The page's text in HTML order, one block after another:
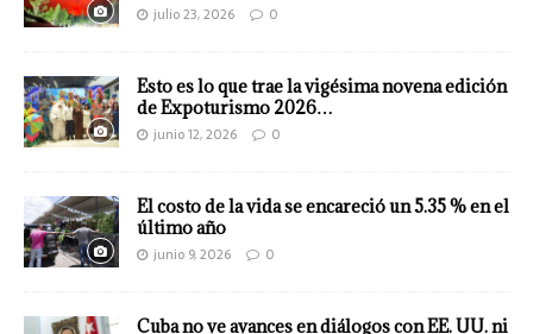
julio 23, 2026 0
Esto es lo que trae la vigésima novena edición
de Expoturismo 2026…
junio 12, 2026 0
El costo de la vida se encareció un 5.35 % en el
último año
junio 9, 2026 0
Cuba no ve avances en diálogos con EE. UU. ni